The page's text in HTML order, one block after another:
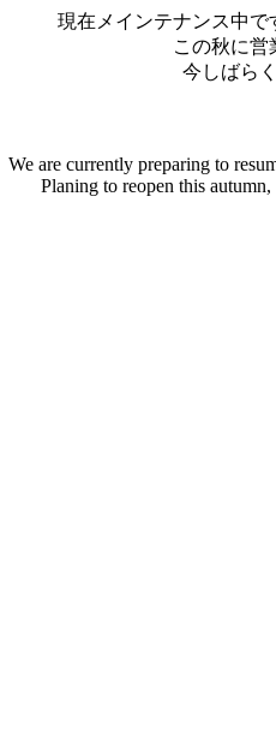
現在メインテナンス中
この秋に営
今しばら
We are currently preparing to
Planing to reopen this